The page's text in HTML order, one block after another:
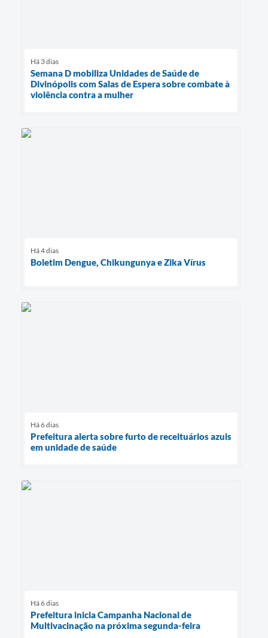
Há 3 dias
Semana D mobiliza Unidades de Saúde de
Divinópolis com Salas de Espera sobre combate à
violência contra a mulher
Há 4 dias
Boletim Dengue, Chikungunya e Zika Vírus
Há 6 dias
Prefeitura alerta sobre furto de receituários azuis
em unidade de saúde
Há 6 dias
Prefeitura inicia Campanha Nacional de
Multivacinação na próxima segunda-feira